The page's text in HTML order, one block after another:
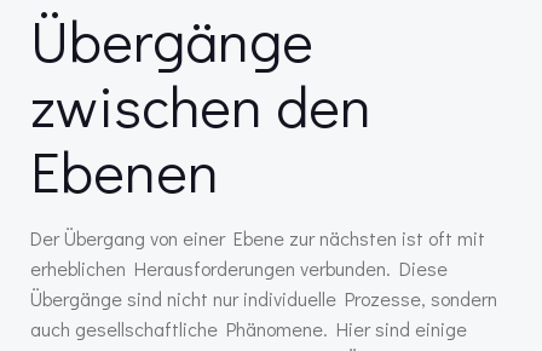
Übergänge
zwischen den
Ebenen
Der Übergang von einer Ebene zur nächsten ist oft mit
erheblichen Herausforderungen verbunden. Diese
Übergänge sind nicht nur individuelle Prozesse, sondern
auch gesellschaftliche Phänomene. Hier sind einige